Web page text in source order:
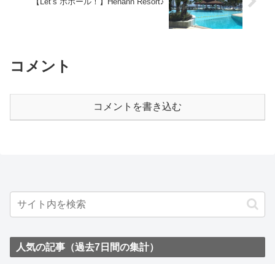
コメント
コメントを書き込む
人気の記事（過去7日間の集計）